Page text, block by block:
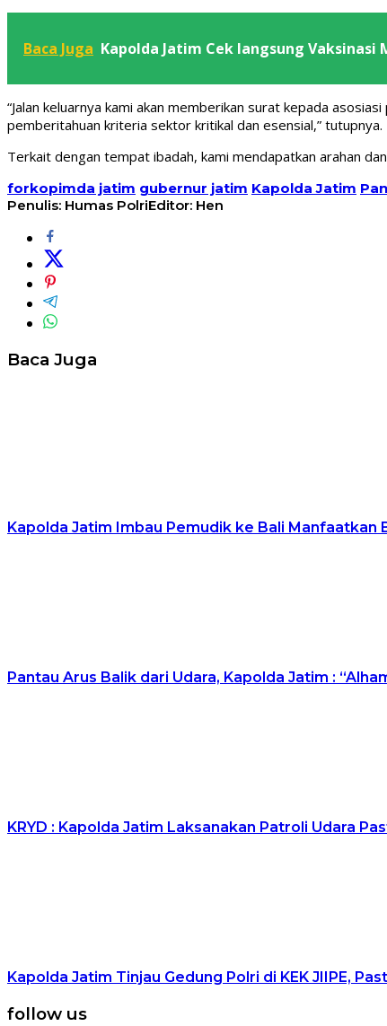
Baca Juga Kapolda Jatim Cek langsung Vaksinasi
“Jalan keluarnya kami akan memberikan surat kepada
pemberitahuan kriteria sektor kritikal dan esensial,” tutupnya.
Terkait dengan tempat ibadah, kami mendapatkan arahan
forkopimda jatim gubernur jatim Kapolda Jatim
Penulis: Humas PolriEditor: Hen
Baca Juga
Kapolda Jatim Imbau Pemudik ke Bali
Pantau Arus Balik dari Udara, Kapolda Jatim :
KRYD : Kapolda Jatim Laksanakan Patroli Udara
Kapolda Jatim Tinjau Gedung Polri di KEK JIIPE,
follow us